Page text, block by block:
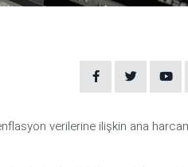
verilerine ilişkin ana